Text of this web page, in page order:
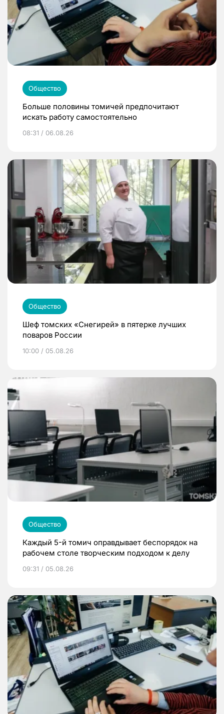
Общество
Больше половины томичей предпочитают
искать работу самостоятельно
08:31 / 06.08.26
Общество
Шеф томских «Снегирей» в пятерке лучших
поваров России
10:00 / 05.08.26
Общество
Каждый 5-й томич оправдывает беспорядок на
рабочем столе творческим подходом к делу
09:31 / 05.08.26